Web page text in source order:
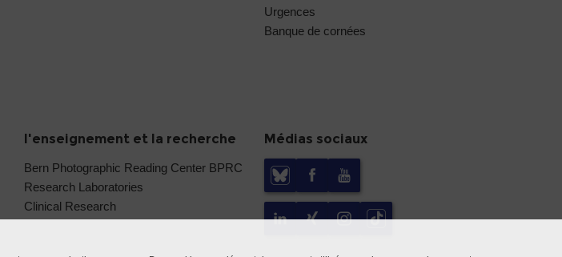
Urgences
Banque de cornées
l'enseignement et la recherche
Bern Photographic Reading Center BPRC
Research Laboratories
Clinical Research
Médias sociaux